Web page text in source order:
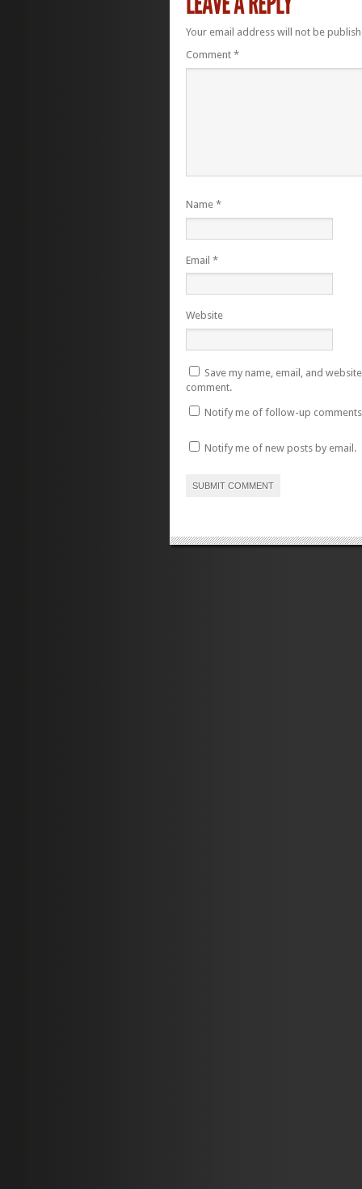
Your email address will not be
Comment *
Name *
Email *
Website
Save my name, email, and
comment.
Notify me of follow-up
Notify me of new posts by email.